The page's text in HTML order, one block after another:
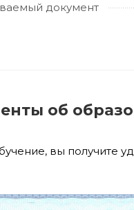
документ
об
вы получите